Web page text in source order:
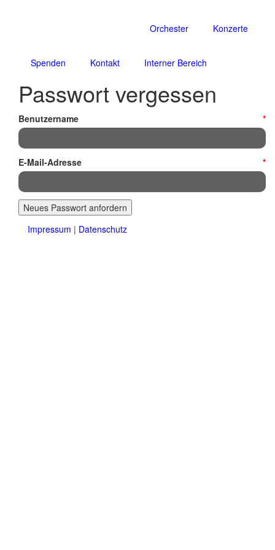
Orchester Konzerte
Spenden Kontakt Interner Bereich
Passwort vergessen
Benutzername *
E-Mail-Adresse *
Neues Passwort anfordern
Impressum | Datenschutz